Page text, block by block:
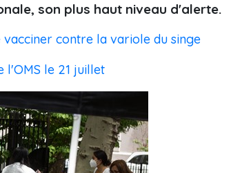
son plus haut niveau d'alerte.
contre la variole du singe
l'OMS le 21 juillet